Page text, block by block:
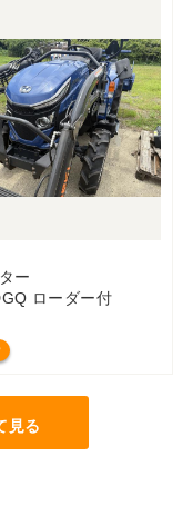
ー
ローダー付
見る